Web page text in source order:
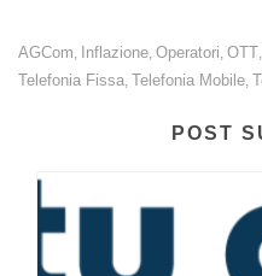
AGCom, Inflazione, Operatori, OTT,
Telefonia Fissa, Telefonia Mobile,
POST